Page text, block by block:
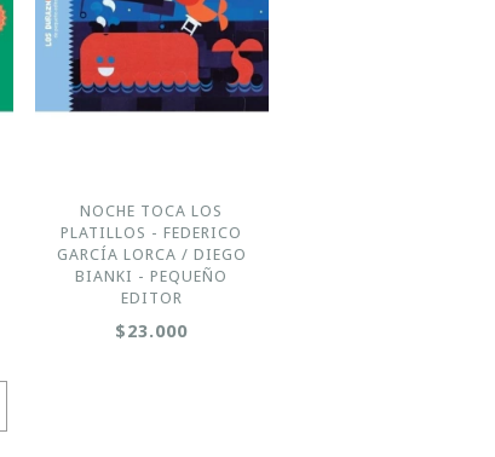
NOCHE TOCA LOS
PLATILLOS - FEDERICO
GARCÍA LORCA / DIEGO
BIANKI - PEQUEÑO
EDITOR
$23.000